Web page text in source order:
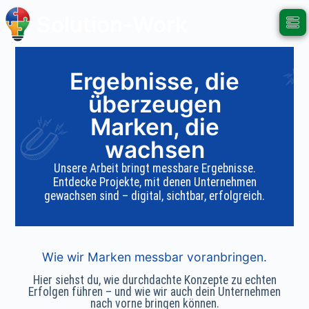
Ergebnisse, die
überzeugen
Marken, die
wachsen
Unsere Arbeit bringt messbare Ergebnisse.
Entdecke Projekte, mit denen Unternehmen
gewachsen sind – digital, sichtbar, erfolgreich.
Wie wir Marken messbar voranbringen.
Hier siehst du, wie durchdachte Konzepte zu echten
Erfolgen führen – und wie wir auch dein Unternehmen
nach vorne bringen können.